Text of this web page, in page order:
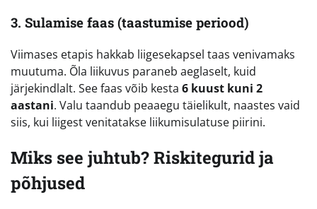
3. Sulamise faas (taastumise periood)
Viimases etapis hakkab liigesekapsel taas venivamaks
muutuma. Õla liikuvus paraneb aeglaselt, kuid
järjekindlalt. See faas võib kesta 6 kuust kuni 2
aastani. Valu taandub peaaegu täielikult, naastes vaid
siis, kui liigest venitatakse liikumisulatuse piirini.
Miks see juhtub? Riskitegurid ja
põhjused